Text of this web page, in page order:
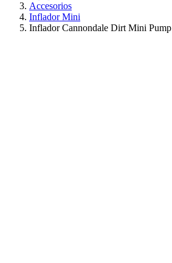
Accesorios
Inflador Mini
Inflador Cannondale Dirt Mini Pump